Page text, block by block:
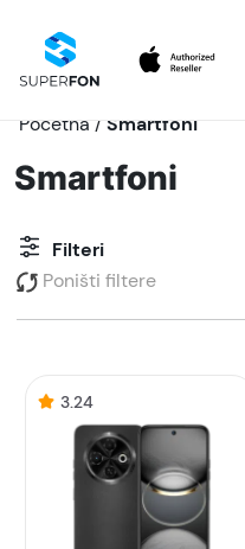
Početna / Smartfoni
Smartfoni
Filteri
Poništi filtere
3.24